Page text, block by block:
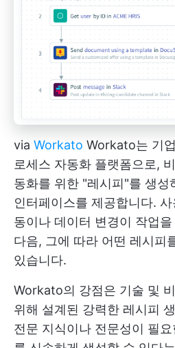
via Workato Workato는 기
로세스 자동화 플랫폼으로,
동화를 위한 "레시피"를 생성
인터페이스를 제공합니다.
동이나 데이터 변경이 작업
다음, 그에 따라 어떤 레시피
있습니다.
Workato의 강점은 기술 및
위해 설계된 강력한 레시피
전문 지식이나 전문성이 필